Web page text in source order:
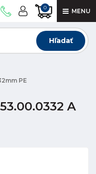
0 MENU
Hľadať
PE
A